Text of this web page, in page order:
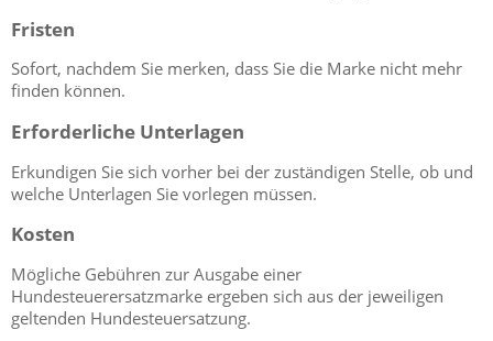
Fristen
Sofort, nachdem Sie merken, dass Sie die Marke nicht mehr
finden können.
Erforderliche Unterlagen
Erkundigen Sie sich vorher bei der zuständigen Stelle, ob und
welche Unterlagen Sie vorlegen müssen.
Kosten
Mögliche Gebühren zur Ausgabe einer
Hundesteuerersatzmarke ergeben sich aus der jeweiligen
geltenden Hundesteuersatzung.